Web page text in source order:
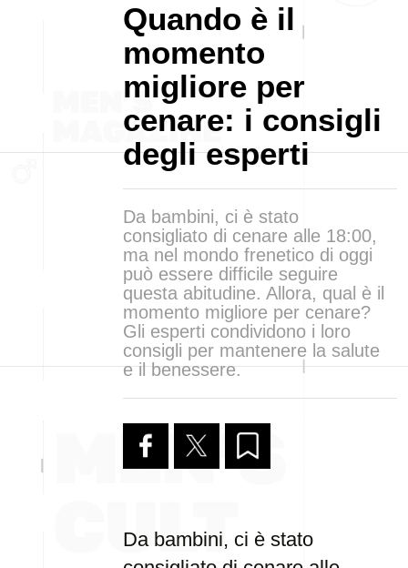
Quando è il
momento
migliore per
cenare: i consigli
degli esperti
Da bambini, ci è stato
consigliato di cenare alle 18:00,
ma nel mondo frenetico di oggi
può essere difficile seguire
questa abitudine. Allora, qual è il
momento migliore per cenare?
Gli esperti condividono i loro
consigli per mantenere la salute
e il benessere.
Da bambini, ci è stato